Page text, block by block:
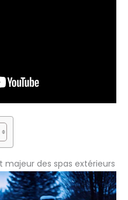
majeur des spas extérieurs